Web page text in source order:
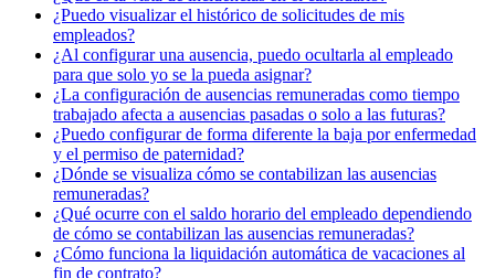
¿Puedo visualizar el histórico de solicitudes de mis
empleados?
¿Al configurar una ausencia, puedo ocultarla al empleado
para que solo yo se la pueda asignar?
¿La configuración de ausencias remuneradas como tiempo
trabajado afecta a ausencias pasadas o solo a las futuras?
¿Puedo configurar de forma diferente la baja por enfermedad
y el permiso de paternidad?
¿Dónde se visualiza cómo se contabilizan las ausencias
remuneradas?
¿Qué ocurre con el saldo horario del empleado dependiendo
de cómo se contabilizan las ausencias remuneradas?
¿Cómo funciona la liquidación automática de vacaciones al
fin de contrato?